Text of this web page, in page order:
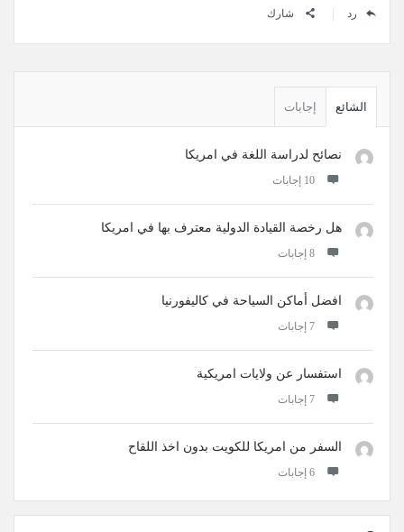
رد شارك
الجانبيةالشائع إجابات
نصائح لدراسة اللغة في امريكا
‫10 إجابات
هل رخصة القيادة الدولية معترف بها في امريكا
‫8 إجابات
افضل أماكن السياحة في كاليفورنيا
‫7 إجابات
استفسار عن ولايات امريكية
‫7 إجابات
السفر من امريكا للكويت بدون اخذ اللقاح
‫6 إجابات